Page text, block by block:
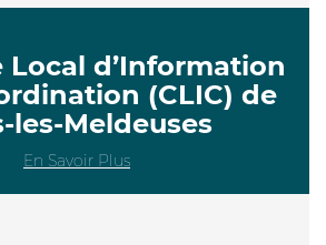
Local d’Information
(CLIC) de
les-Meldeuses
En Savoir Plus